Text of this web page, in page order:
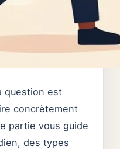
question est
concrètement
partie vous guide
des types